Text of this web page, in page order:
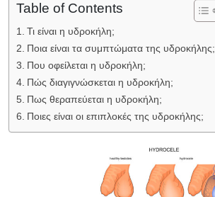
Table of Contents
Τι είναι η υδροκήλη;
Ποια είναι τα συμπτώματα της υδροκήλης;
Που οφείλεται η υδροκήλη;
Πώς διαγιγνώσκεται η υδροκήλη;
Πως θεραπεύεται η υδροκήλη;
Ποιες είναι οι επιπλοκές της υδροκήλης;